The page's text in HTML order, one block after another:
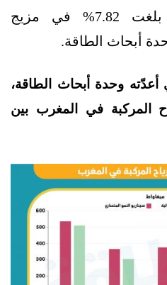
مستحوذة على حصة بلغت 7.82% في مزيج
أبحاث الطاقة.
أعدّته وحدة أبحاث الطاقة،
المركبة في المغرب بين